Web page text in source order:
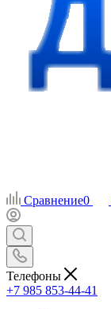
Сравнение0
Телефоны
+7 985 853-44-41